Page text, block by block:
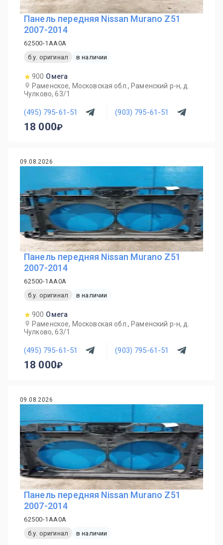
Панель передняя Nissan Murano Z51
2007-2014
62500-1AA0A
б.у. оригинал
в наличии
900 Омега
Раменское, Московская обл., Раменский р-н, д.
Чулково, 63/1
(495) 795-61-51 (903) 795-61-51
18 000
09.08.2026
Панель передняя Nissan Murano Z51
2007-2014
62500-1AA0A
б.у. оригинал
в наличии
900 Омега
Раменское, Московская обл., Раменский р-н, д.
Чулково, 63/1
(495) 795-61-51 (903) 795-61-51
18 000
09.08.2026
Панель передняя Nissan Murano Z51
2007-2014
62500-1AA0A
б.у. оригинал
в наличии